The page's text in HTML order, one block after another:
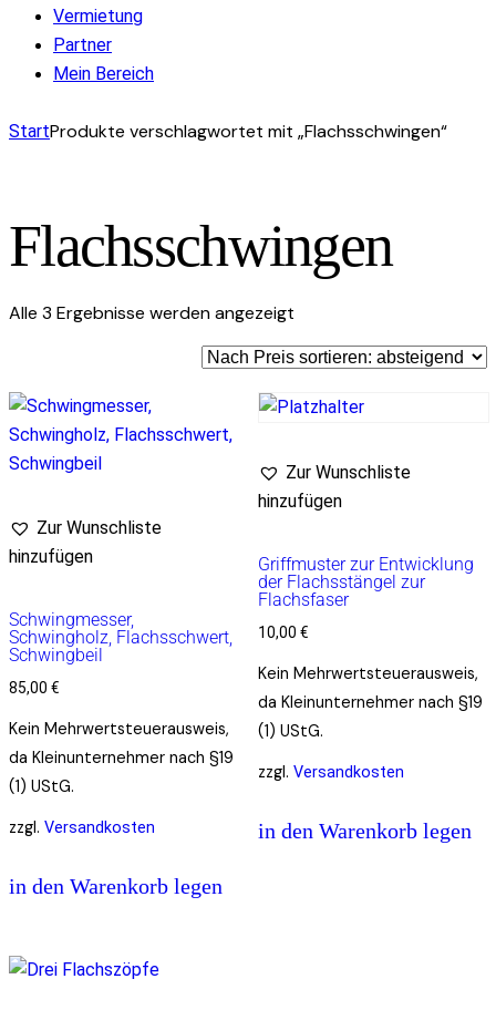
Vermietung
Partner
Mein Bereich
facebook-
instagram
mail-
StartProdukte verschlagwortet mit „Flachsschwingen“
Flachsschwingen
Alle 3 Ergebnisse werden angezeigt
Preis
sortiert:
absteigend
Zur Wunschliste
hinzufügen
Schwingmesser,
Schwingholz, Flachsschwert,
Schwingbeil
85,00 €
Kein Mehrwertsteuerausweis,
da Kleinunternehmer nach §19
(1) UStG.
zzgl. Versandkosten
in den Warenkorb legen
Zur Wunschliste
hinzufügen
Griffmuster zur Entwicklung
der Flachsstängel zur
Flachsfaser
10,00 €
Kein Mehrwertsteuerausweis,
da Kleinunternehmer nach §19
(1) UStG.
zzgl. Versandkosten
in den Warenkorb legen